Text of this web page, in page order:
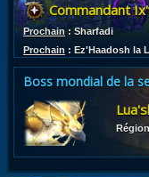
Commandant
Prochain : Sharfadi
Prochain : Ez'Haadosh la
Boss mondial de la